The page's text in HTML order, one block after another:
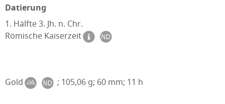
Datierung
1. Hälfte 3. Jh. n. Chr.
Römische Kaiserzeit
Gold ; 105,06 g; 60 mm; 11 h